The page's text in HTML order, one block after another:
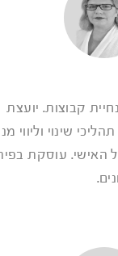
קבוצות. יועצת
שינוי וליווי
האישי. עוסקת